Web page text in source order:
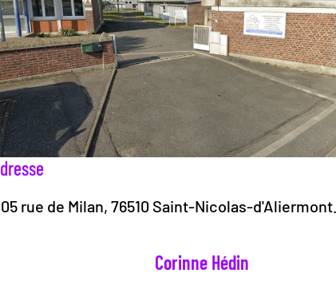
rue de Milan, 76510 Saint-Nicolas-d'Aliermont.
Corinne Hédin